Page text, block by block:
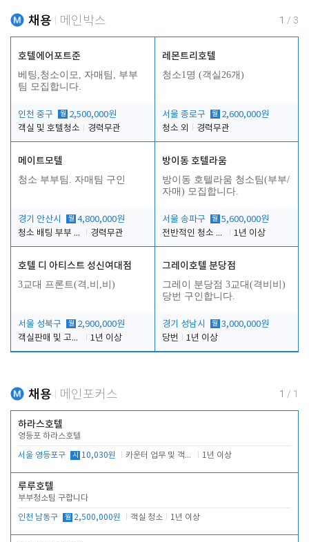
채용 메인박스 1 / 3
호텔에어포트준
베팅,청소이모, 자매팀, 부부
팀 모집합니다.
인천 중구 월 2,500,000원
객실 및 호텔청소
경력무관
레몬트리호텔
청소1명 (객실26개)
서울 종로구 월 2,600,000원
청소 외
경력무관
메이트모텔
청소 부부팀. 자매팀 구인
경기 안산시 월 4,800,000원
청소 배팅 부부 구합니다
경력무관
방이동 호텔라움
방이동 호텔라움 청소팀(부부/
자매) 모집합니다.
서울 송파구 월 5,600,000원
전반적인 청소 업무(객실청소.객실정리)
1년 이상
호텔 디 아티스트 성신여대점
3교대 프론트(격,비,비)
서울 성북구 월 2,900,000원
객실판매 및 고객응대
1년 이상
그레이호텔 분당점
그레이 분당점 3교대(격비비)
당번 구인합니다.
경기 성남시 월 3,000,000원
당번
1년 이상
채용 메인포커스 1 / 1
하라스호텔
영등포 하라스호텔
서울 영등포구 시 10,030원 카운터 업무 및 객실관리(청소상태 확인, 객실판매) 1년 이상
루루호텔
부부청소팀 구합니다
인천 남동구 월 2,500,000원 객실 청소 1년 이상